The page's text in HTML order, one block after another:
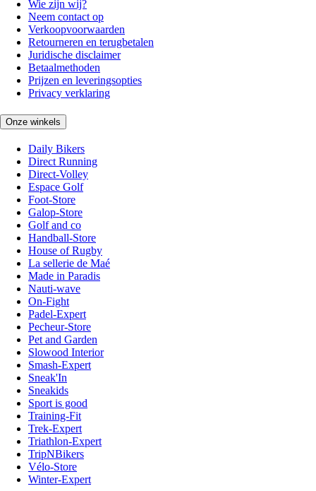
Wie zijn wij?
Neem contact op
Verkoopvoorwaarden
Retourneren en terugbetalen
Juridische disclaimer
Betaalmethoden
Prijzen en leveringsopties
Privacy verklaring
Onze winkels
Daily Bikers
Direct Running
Direct-Volley
Espace Golf
Foot-Store
Galop-Store
Golf and co
Handball-Store
House of Rugby
La sellerie de Maé
Made in Paradis
Nauti-wave
On-Fight
Padel-Expert
Pecheur-Store
Pet and Garden
Slowood Interior
Smash-Expert
Sneak'In
Sneakids
Sport is good
Training-Fit
Trek-Expert
Triathlon-Expert
TripNBikers
Vélo-Store
Winter-Expert